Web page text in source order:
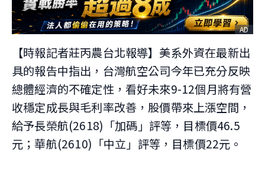
AD
【時報記者莊丙農台北報導】美系外資在最新出
具的報告中指出，台灣航空公司今年已充分反映
總體經濟的不確定性，看好未來9-12個月將有營
收穩定成長與毛利率改善，股價帶來上漲空間，
給予長榮航(2618)「加碼」評等，目標價46.5
元；華航(2610)「中立」評等，目標價22元。